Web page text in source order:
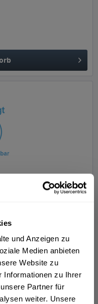
und Anzeigen zu
Medien anbieten
Website zu
Informationen zu Ihrer
Partner für
weiter. Unsere
6 x 2l